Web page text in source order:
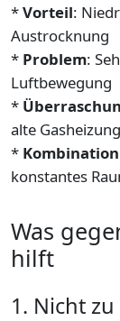
*Vorteil:
Austrocknung
* Problem:
Luftbewegung
*
alte Gasheizung
* Kombination
konstantes
Was
hilft
1. Nicht